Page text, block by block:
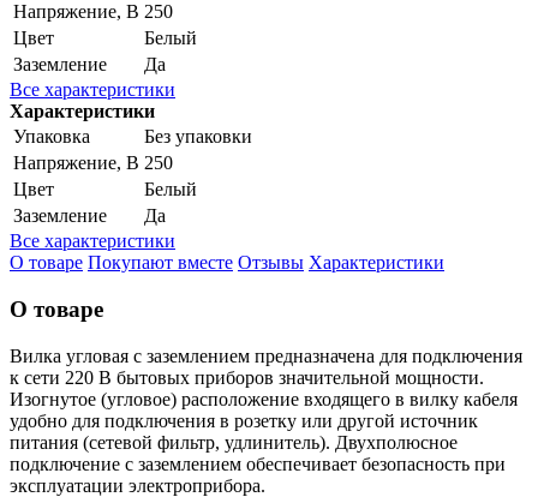
Напряжение, В 250
Цвет
Белый
Заземление
Да
Все характеристики
Характеристики
Упаковка
Без упаковки
Напряжение, В 250
Цвет
Белый
Заземление
Да
Все характеристики
О товаре Покупают вместе Отзывы Характеристики
О товаре
Вилка угловая с заземлением предназначена для подключения
к сети 220 В бытовых приборов значительной мощности.
Изогнутое (угловое) расположение входящего в вилку кабеля
удобно для подключения в розетку или другой источник
питания (сетевой фильтр, удлинитель). Двухполюсное
подключение с заземлением обеспечивает безопасность при
эксплуатации электроприбора.